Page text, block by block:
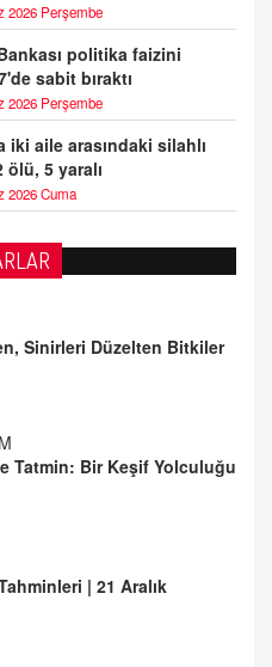
2026 Perşembe
politika faizini
sabit bıraktı
2026 Perşembe
iki aile arasındaki silahlı
ölü, 5 yaralı
2026 Cuma
Tatmin: Bir Keşif Yolculuğu
| 21 Aralık
Yaşam ile İlgili Bilinmesi